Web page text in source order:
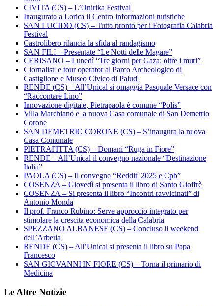
CIVITA (CS) – L’Onirika Festival
Inaugurato a Lorica il Centro informazioni turistiche
SAN LUCIDO (CS) – Tutto pronto per i Fotografia Calabria
Festival
Castrolibero rilancia la sfida al randagismo
SAN FILI – Presentate “Le Notti delle Magare”
CERISANO – Lunedì “Tre giorni per Gaza: oltre i muri”
Giornalisti e tour operator al Parco Archeologico di
Castiglione e Museo Civico di Paludi
RENDE (CS) – All’Unical si omaggia Pasquale Versace con
“Raccontare Lino”
Innovazione digitale, Pietrapaola è comune “Polis”
Villa Marchianò è la nuova Casa comunale di San Demetrio
Corone
SAN DEMETRIO CORONE (CS) – S’inaugura la nuova
Casa Comunale
PIETRAFITTA (CS) – Domani “Ruga in Fiore”
RENDE – All’Unical il convegno nazionale “Destinazione
Italia”
PAOLA (CS) – Il convegno “Redditi 2025 e Cpb”
COSENZA – Giovedì si presenta il libro di Santo Gioffrè
COSENZA – Si presenta il libro “Incontri ravvicinati” di
Antonio Monda
Il prof. Franco Rubino: Serve approccio integrato per
stimolare la crescita economica della Calabria
SPEZZANO ALBANESE (CS) – Concluso il weekend
dell’Arberia
RENDE (CS) – All’Unical si presenta il libro su Papa
Francesco
SAN GIOVANNI IN FIORE (CS) – Torna il primario di
Medicina
Le Altre Notizie